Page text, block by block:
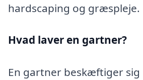
hardscaping og græspleje.
Hvad laver en gartner?
En gartner beskæftiger